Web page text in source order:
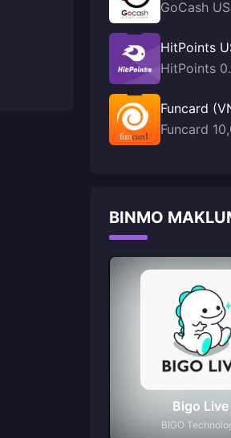
GoCash
HitPoints
HitPoints
Funcard
Funcard
BINMO
Bigo Live
BIGO